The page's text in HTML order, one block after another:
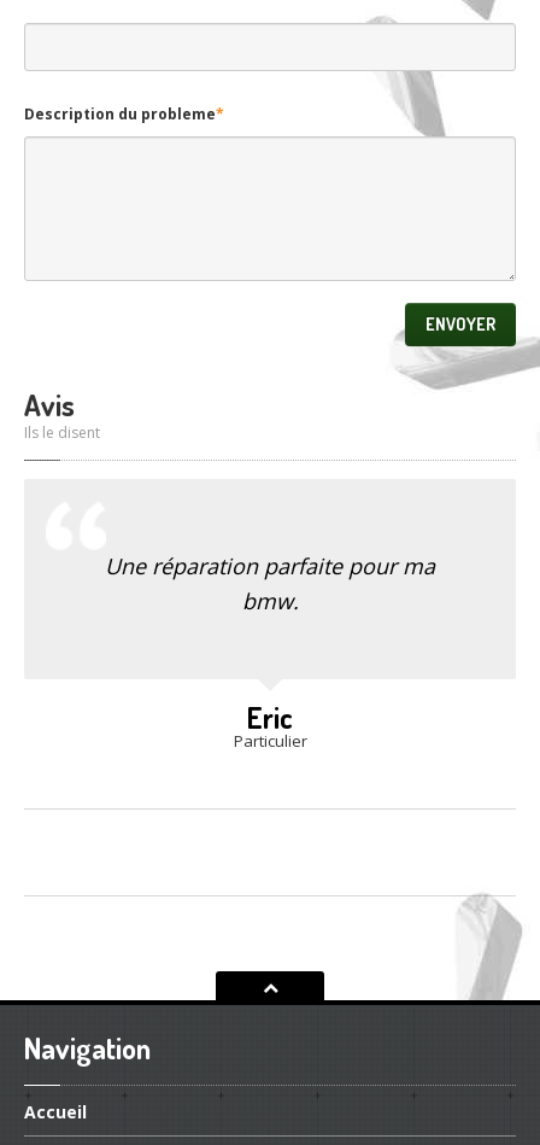
Description du probleme*
Avis
Ils le disent
Une réparation parfaite pour ma
bmw.
Eric
Particulier
Navigation
Accueil